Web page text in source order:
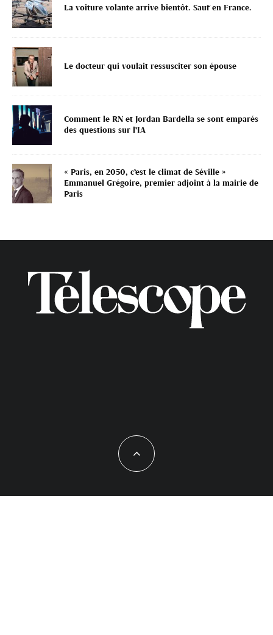
La voiture volante arrive bientôt. Sauf en France.
Le docteur qui voulait ressusciter son épouse
Comment le RN et Jordan Bardella se sont emparés
des questions sur l’IA
« Paris, en 2050, c’est le climat de Séville »
Emmanuel Grégoire, premier adjoint à la mairie de
Paris